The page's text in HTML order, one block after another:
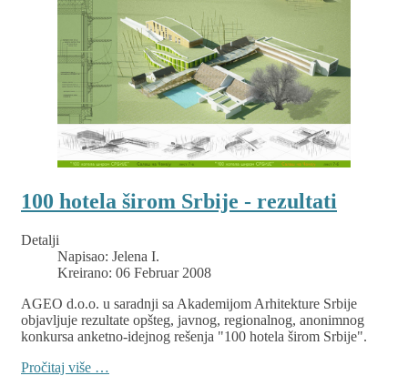
100 hotela širom Srbije - rezultati
Detalji
Napisao: Jelena I.
Kreirano: 06 Februar 2008
AGEO d.o.o. u saradnji sa Akademijom Arhitekture Srbije
objavljuje rezultate opšteg, javnog, regionalnog, anonimnog
konkursa anketno-idejnog rešenja "100 hotela širom Srbije".
Pročitaj više …